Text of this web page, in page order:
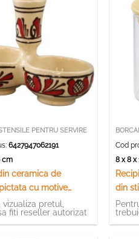
PENTRU SERVIRE
6427947062191
cm
ceramica de
cu motive
14 x 7 cm
vizualiza pretul,
fiti reseller autorizat
Cod
8 x 8 x
din